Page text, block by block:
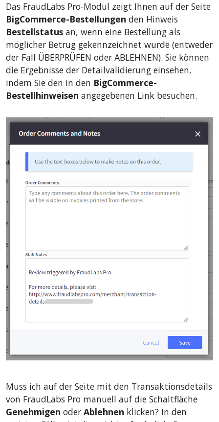
Das FraudLabs Pro-Modul zeigt Ihnen auf der Seite
BigCommerce-Bestellungen den Hinweis
Bestellstatus an, wenn eine Bestellung als
möglicher Betrug gekennzeichnet wurde (entweder
der Fall ÜBERPRÜFEN oder ABLEHNEN). Sie können
die Ergebnisse der Detailvalidierung einsehen,
indem Sie den in den BigCommerce-
Bestellhinweisen angegebenen Link besuchen.
Muss ich auf der Seite mit den Transaktionsdetails
von FraudLabs Pro manuell auf die Schaltfläche
Genehmigen oder Ablehnen klicken? In den